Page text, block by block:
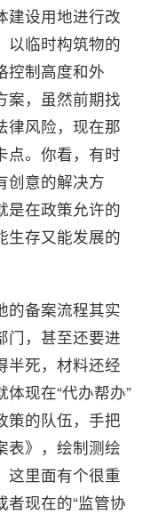
建设用地进行改
以临时构筑物的
控制高度和外
案，虽然前期找
律风险，现在那
点。你看，有时
创意的解决方
是在政策允许的
生存又能发展的
的备案流程其实
门，甚至还要进
半死，材料还经
现在“代办帮办”
策的队伍，手把
表》，绘制测绘
这里面有个很重
者现在的“监管协